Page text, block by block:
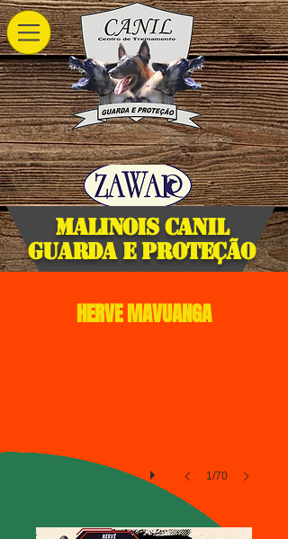
Malinois Canil
Guarda e Proteção
Guarda e Protecao - Itajai - Santa
Catarina - Brasil
HERVE MAVUANGA
1/70